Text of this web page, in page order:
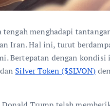
menghadapi
Iran. Hal ini, turut
Bertepatan dengan kondisi
dan Silver Token ($SLVON)